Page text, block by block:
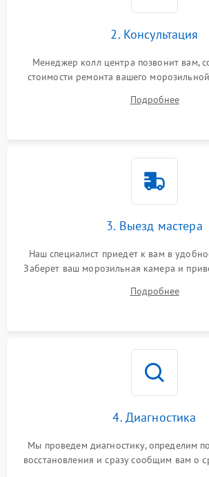
2. Консультация
Менеджер колл центра позвонит вам,
стоимости ремонта вашего
Подробнее
3. Выезд мастера
Наш специалист приедет к вам в
Заберет ваш морозильная камера и
Подробнее
4. Диагностика
Мы проведем диагностику, определим
восстановления и сразу сообщим вам о